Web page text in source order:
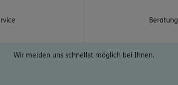
Beratung
Wir melden uns schnellst möglich bei Ihnen.